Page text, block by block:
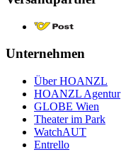
Unternehmen
Über HOANZL
HOANZL Agentur
GLOBE Wien
Theater im Park
WatchAUT
Entrello